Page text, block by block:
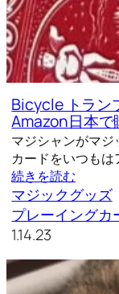
Bicycle トラン
Amazon日本で
マジシャンがマ
カードをいつも
続きを読む
マジックグッズ
プレーイングカ
1.14.23